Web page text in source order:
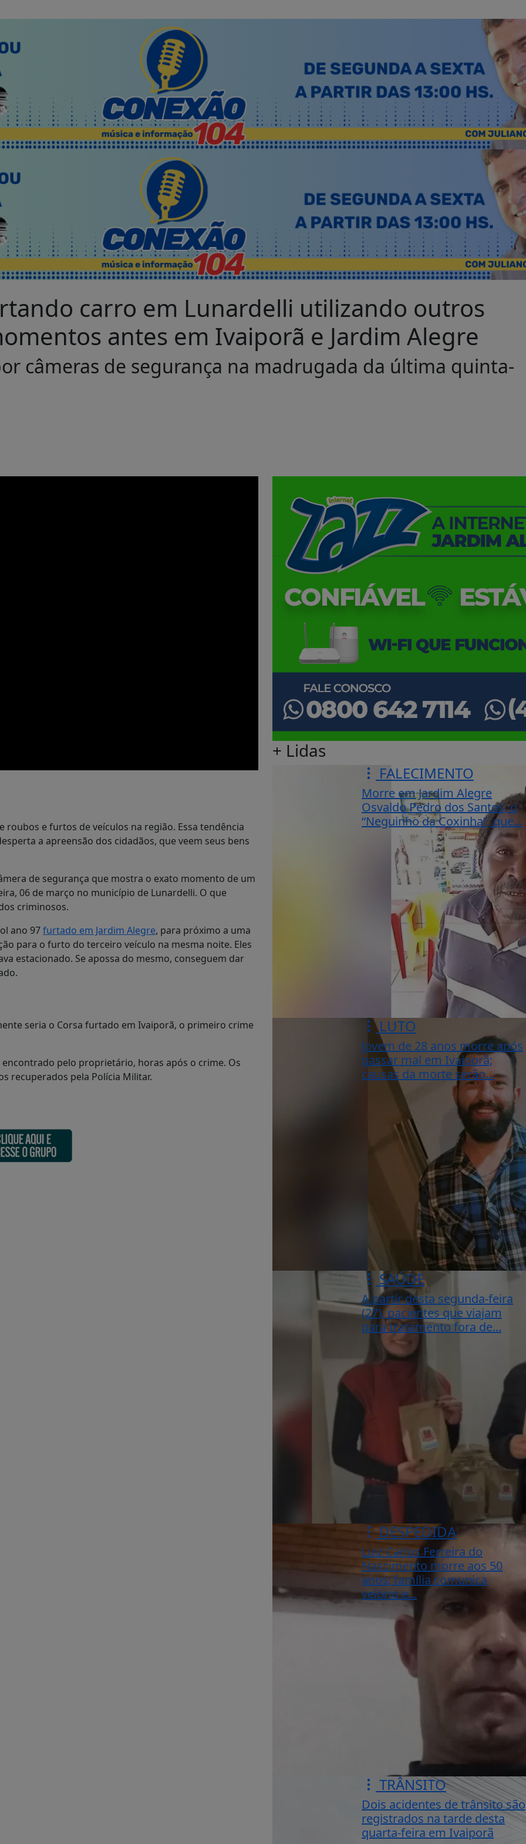
carro em Lunardelli utilizando outros
antes em Ivaiporã e Jardim Alegre
câmeras de segurança na madrugada da última quinta-
roubos e furtos de veículos na região. Essa tendência
a apreensão dos cidadãos, que veem seus bens
de segurança que mostra o exato momento de um
06 de março no município de Lunardelli. O que
criminosos.
ano 97furtado em Jardim Alegre, para próximo a uma
para o furto do terceiro veículo na mesma noite. Eles
estacionado. Se apossa do mesmo, conseguem dar
seria o Corsa furtado em Ivaiporã, o primeiro crime
pelo proprietário, horas após o crime. Os
recuperados pela Polícia Militar.
+ Lidas
FALECIMENTO
Morre em Jardim Alegre
Osvaldo Pedro dos Santos, o
“Neguinho da Coxinha”, que...
LUTO
Jovem de 28 anos morre após
passar mal em Ivaiporã;
causas da morte serão...
SAÚDE
A partir desta segunda-feira
(27), pacientes que viajam
para tratamento fora de...
DESPEDIDA
Luiz Carlos Ferreira do
Nascimento morre aos 50
anos; família comunica
velório e...
TRÂNSITO
Dois acidentes de trânsito são
registrados na tarde desta
quarta-feira em Ivaiporã